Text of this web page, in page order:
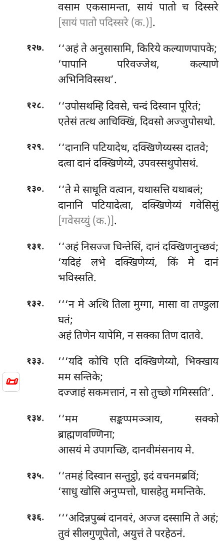
📜
वसाम एकसामन्ता, सायं पातो च दिस्सरे
[सायं पातो पदिस्सरे (क.)] .
१२७.
‘‘अहं ते अनुसासामि, किरिये कल्याणपापके;
‘पापानि परिवज्जेथ, कल्याणे
अभिनिविस्सथ’.
१२८.
‘‘उपोसथम्हि दिवसे, चन्दं दिस्वान पूरितं;
एतेसं तत्थ आचिक्खिं, दिवसो अज्जुपोसथो.
१२९.
‘‘दानानि पटियादेथ, दक्खिणेय्यस्स दातवे;
दत्वा दानं दक्खिणेय्ये, उपवस्सथुपोसथं.
१३०. ‘‘तेमे साधूति वत्वान, यथासत्ति यथाबलं;
दानानि पटियादेत्वा, दक्खिणेय्यं गवेसिसुं
[गवेसय्युं (क.)].
१३१.
‘‘अहं निसज्ज चिन्तेसिं, दानं दक्खिणनुच्छवं;
‘यदिहं लभे दक्खिणेय्यं, किं मे दानं
भविस्सति.
१३२. ‘‘‘न मे अत्थि तिला मुग्गा, मासा वा तण्डुला
घतं;
अहं तिणेन यापेमि, न सक्का तिण दातवे.
१३३. ‘‘‘यदि कोचि एति दक्खिणेय्यो, भिक्खाय
मम सन्तिके;
दज्जाहं सकमत्तानं, न सो तुच्छो गमिस्सति’.
१३४.
‘‘मम सङ्कप्पमञ्ञाय, सक्को
ब्राह्मणवण्णिना;
आसयं मे उपागच्छि, दानवीमंसनाय मे.
१३५.
‘‘तमहं दिस्वान सन्तुट्ठो, इदं वचनमब्रविं;
‘साधु खोसि अनुप्पत्तो, घासहेतु ममन्तिके.
१३६.
‘‘‘अदिन्नपुब्बं दानवरं, अज्ज दस्सामि ते अहं;
तुवं सीलगुणूपेतो, अयुत्तं ते परहेठनं.